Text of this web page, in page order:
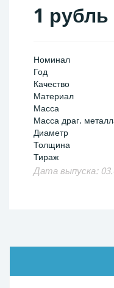
1 рубль
Номинал
Год
Качество
Материал
Масса
Масса драг.
Диаметр
Толщина
Тираж
Дата выпуска: